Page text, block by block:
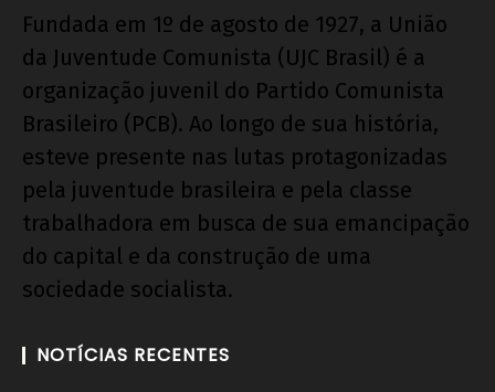
Fundada em 1º de agosto de 1927, a União
da Juventude Comunista (UJC Brasil) é a
organização juvenil do Partido Comunista
Brasileiro (PCB). Ao longo de sua história,
esteve presente nas lutas protagonizadas
pela juventude brasileira e pela classe
trabalhadora em busca de sua emancipação
do capital e da construção de uma
sociedade socialista.
NOTÍCIAS RECENTES